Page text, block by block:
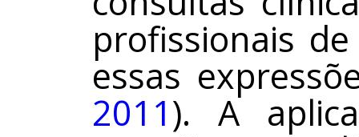
profissionais
essas
2011). A